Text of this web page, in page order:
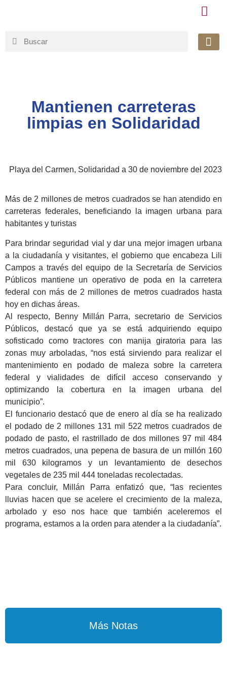
Mantienen carreteras
limpias en Solidaridad
Playa del Carmen, Solidaridad a 30 de noviembre del 2023
Más de 2 millones de metros cuadrados se han atendido en
carreteras federales, beneficiando la imagen urbana para
habitantes y turistas
Para brindar seguridad vial y dar una mejor imagen urbana
a la ciudadanía y visitantes, el gobierno que encabeza Lili
Campos a través del equipo de la Secretaría de Servicios
Públicos mantiene un operativo de poda en la carretera
federal con más de 2 millones de metros cuadrados hasta
hoy en dichas áreas.
Al respecto, Benny Millán Parra, secretario de Servicios
Públicos, destacó que ya se está adquiriendo equipo
sofisticado como tractores con manija giratoria para las
zonas muy arboladas, “nos está sirviendo para realizar el
mantenimiento en podado de maleza sobre la carretera
federal y vialidades de difícil acceso conservando y
optimizando la cobertura en la imagen urbana del
municipio”.
El funcionario destacó que de enero al día se ha realizado
el podado de 2 millones 131 mil 522 metros cuadrados de
podado de pasto, el rastrillado de dos millones 97 mil 484
metros cuadrados, una pepena de basura de un millón 160
mil 630 kilogramos y un levantamiento de desechos
vegetales de 235 mil 444 toneladas recolectadas.
Para concluir, Millán Parra enfatizó que, “las recientes
lluvias hacen que se acelere el crecimiento de la maleza,
arbolado y eso nos hace que también aceleremos el
programa, estamos a la orden para atender a la ciudadanía”.
Más Notas